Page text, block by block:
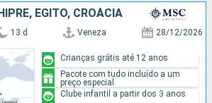
EGITO, CROÁCIA
13 d Veneza 28/12/2026
Crianças grátis até 12 anos
Pacote com tudo incluído a um
preço especial
Clube infantil a partir dos 3 anos